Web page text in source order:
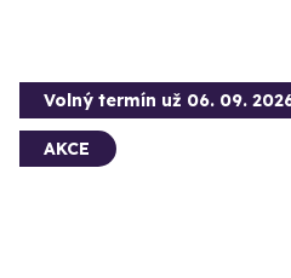
Volný termín už 06. 09.
AKCE